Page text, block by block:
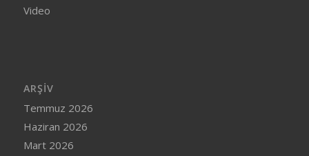
Video
ARŞIV
Temmuz 2026
Haziran 2026
Mart 2026